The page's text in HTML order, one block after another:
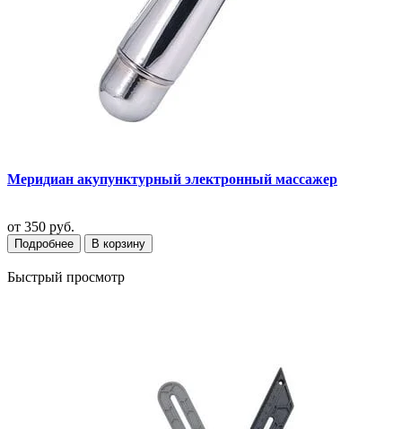
Меридиан акупунктурный электронный массажер
от 350 руб.
Подробнее В корзину
Быстрый просмотр